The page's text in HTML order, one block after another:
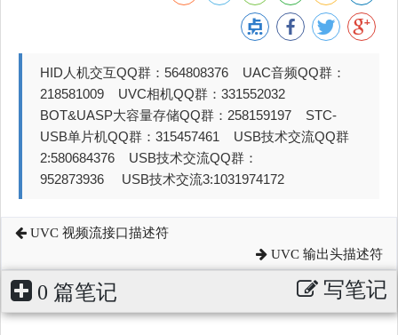
HID人机交互QQ群：564808376 UAC音频QQ群：
218581009 UVC相机QQ群：331552032
BOT&UASP大容量存储QQ群：258159197 STC-
USB单片机QQ群：315457461 USB技术交流QQ群
2:580684376 USB技术交流QQ群：
952873936 USB技术交流3:1031974172
UVC 视频流接口描述符
UVC 输出头描述符
0 篇笔记 写笔记